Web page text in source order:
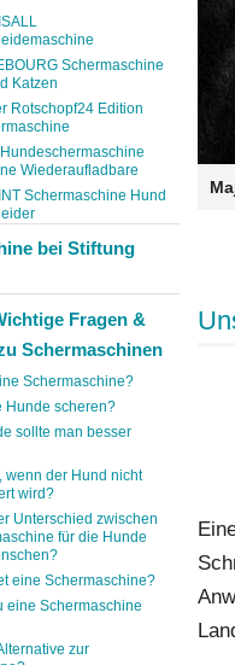
Schermaschine
Katzen
Rotschopf24 Edition
Wiederaufladbare
Schermaschine Hund
bei Stiftung
Fragen &
Schermaschinen
Schermaschine?
Hunde scheren?
sollte man besser
wenn der Hund nicht
wird?
Unterschied zwischen
für die Hunde
eine Schermaschine?
eine Schermaschine
zur